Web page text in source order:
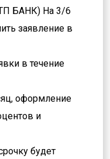
БАНК) На 3/6
заявление в
в течение
оформление
и
будет